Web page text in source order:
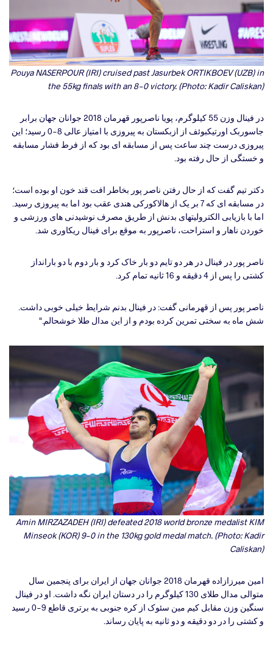
Pouya NASERPOUR (IRI) cruised past Jasurbek ORTIKBOEV (UZB) in
the 55kg finals with an 8-0 victory. (Photo: KadirCaliskan)
در فینال وزن 55 کیلوگرم، پویا ناصرپور قهرمان 2018 جوانان جهان برابر
جاسوربک اورتیکبوئف از ازبکستان به پیروزی با امتیاز عالی 8-0 رسید؛ این
پیروزی درست چند ساعت پس از مسابقه ای بود که از فرط فشار مسابقه
و خستگی از حال رفته بود.
دکتر تیم گفت که از حال رفتن ناصر پور بخاطر افت قند خون او بوده است؛
در مسابقه ای که 7 بر یک از هالاکورکی هندی عقب بود اما به پیروزی رسید.
اما با بازیابی الکترولیتهای بدنش از طریق مصرف نوشیدنی های ورزشی و
خوردن ناهار و استراحت، ناصرپور به موقع برای فینال ریکاوری شد.
ناصر پور در فینال در هر دو تایم دو بار خاک کرد و بار دوم با دو بارانداز
کشتی را پس از 4 دقیقه و 16 ثانیه تمام کرد.
ناصر پور پس از قهرمانی گفت: در فینال بدنم شرایط خیلی خوبی داشت.
شش ماه به سختی تمرین کرده بودم و از این مدال طلا خوشحالم."
Amin MIRZAZADEH (IRI) defeated 2018 world bronze medalist KIM
Minseok (KOR) 9-0 in the 130kg gold medal match. (Photo: Kadir
Caliskan)
امین میرزازاده قهرمان 2018 جوانان جهان از ایران برای پنجمین سال
متوالی مدال طلای 130 کیلوگرم را در دستان ایران نگه داشت. او در فینال
سنگین وزن مقابل کیم مین سئوک از کره جنوبی به برتری قاطع 9-0 رسید
و کشتی را در دو دقیقه و دو ثانیه به پایان رساند.